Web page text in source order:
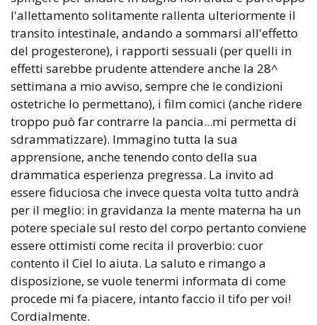
l'allettamento solitamente rallenta ulteriormente il
transito intestinale, andando a sommarsi all'effetto
del progesterone), i rapporti sessuali (per quelli in
effetti sarebbe prudente attendere anche la 28^
settimana a mio avviso, sempre che le condizioni
ostetriche lo permettano), i film comici (anche ridere
troppo può far contrarre la pancia...mi permetta di
sdrammatizzare). Immagino tutta la sua
apprensione, anche tenendo conto della sua
drammatica esperienza pregressa. La invito ad
essere fiduciosa che invece questa volta tutto andrà
per il meglio: in gravidanza la mente materna ha un
potere speciale sul resto del corpo pertanto conviene
essere ottimisti come recita il proverbio: cuor
contento il Ciel lo aiuta. La saluto e rimango a
disposizione, se vuole tenermi informata di come
procede mi fa piacere, intanto faccio il tifo per voi!
Cordialmente.